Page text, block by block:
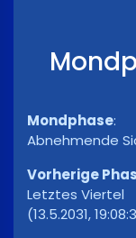
Mondphase:
Abnehmende
Vorherige
Letztes Viertel
(13.5.2031,